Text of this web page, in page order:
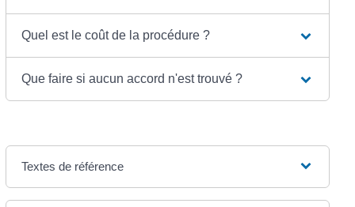
Quel est le coût de la procédure ?
Que faire si aucun accord n'est trouvé ?
Textes de référence